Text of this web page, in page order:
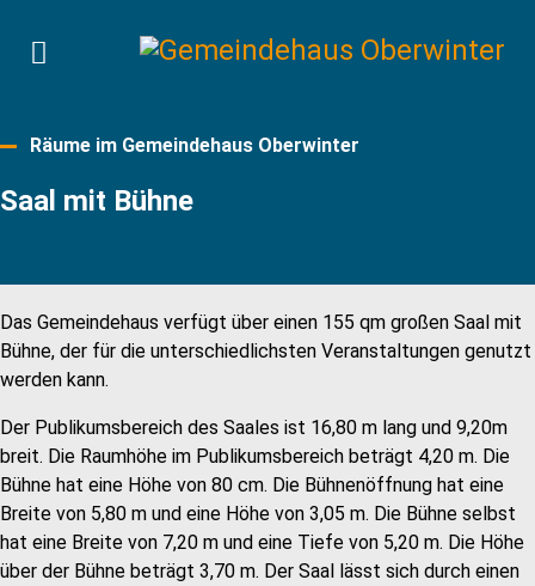
Räume im Gemeindehaus Oberwinter
Saal mit Bühne
Das Gemeindehaus verfügt über einen 155 qm großen Saal mit
Bühne, der für die unterschiedlichsten Veranstaltungen genutzt
werden kann.
Der Publikumsbereich des Saales ist 16,80 m lang und 9,20m
breit. Die Raumhöhe im Publikumsbereich beträgt 4,20 m. Die
Bühne hat eine Höhe von 80 cm. Die Bühnenöffnung hat eine
Breite von 5,80 m und eine Höhe von 3,05 m. Die Bühne selbst
hat eine Breite von 7,20 m und eine Tiefe von 5,20 m. Die Höhe
über der Bühne beträgt 3,70 m. Der Saal lässt sich durch einen